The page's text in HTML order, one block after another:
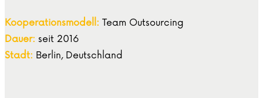
Kooperationsmodell: Team Outsourcing
Dauer: seit 2016
Stadt: Berlin, Deutschland